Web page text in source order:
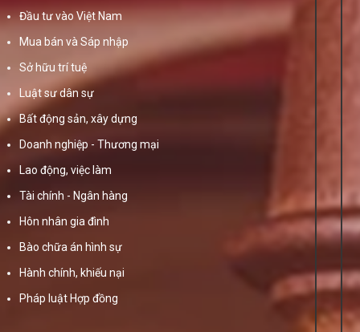
Đầu tư vào Việt Nam
Mua bán và Sáp nhập
Sở hữu trí tuệ
Luật sư dân sự
Bất động sản, xây dựng
Doanh nghiệp - Thương mại
Lao động, việc làm
Tài chính - Ngân hàng
Hôn nhân gia đình
Bào chữa án hình sự
Hành chính, khiếu nại
Pháp luật Hợp đồng